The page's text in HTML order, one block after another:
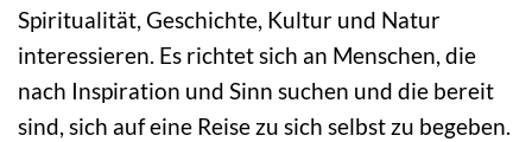
Spiritualität, Geschichte, Kultur und Natur
interessieren. Es richtet sich an Menschen, die
nach Inspiration und Sinn suchen und die bereit
sind, sich auf eine Reise zu sich selbst zu begeben.